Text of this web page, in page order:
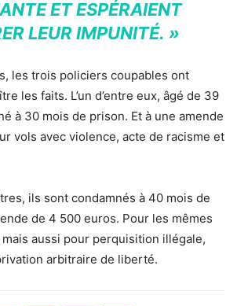
ET ESPÉRAIENT
LEUR IMPUNITÉ. »
les trois policiers coupables ont
les faits. L’un d’entre eux, âgé de 39
à 30 mois de prison. Et à une amende
vols avec violence, acte de racisme et
ils sont condamnés à 40 mois de
de 4 500 euros. Pour les mêmes
mais aussi pour perquisition illégale,
arbitraire de liberté.